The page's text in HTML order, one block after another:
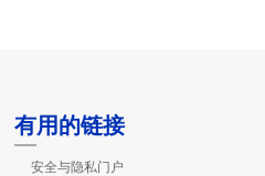
有用的链接
安全与隐私门户